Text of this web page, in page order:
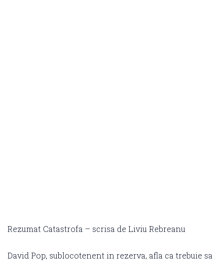
Rezumat Catastrofa – scrisa de Liviu Rebreanu
David Pop, sublocotenent in rezerva, afla ca trebuie sa